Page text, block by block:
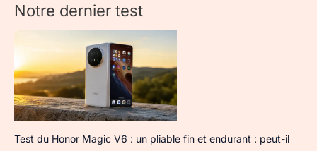
Notre dernier test
Test du Honor Magic V6 : un pliable fin et endurant : peut-il